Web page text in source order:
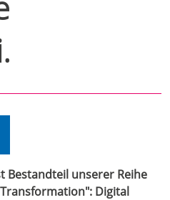
Bestandteil unserer Reihe
Digital